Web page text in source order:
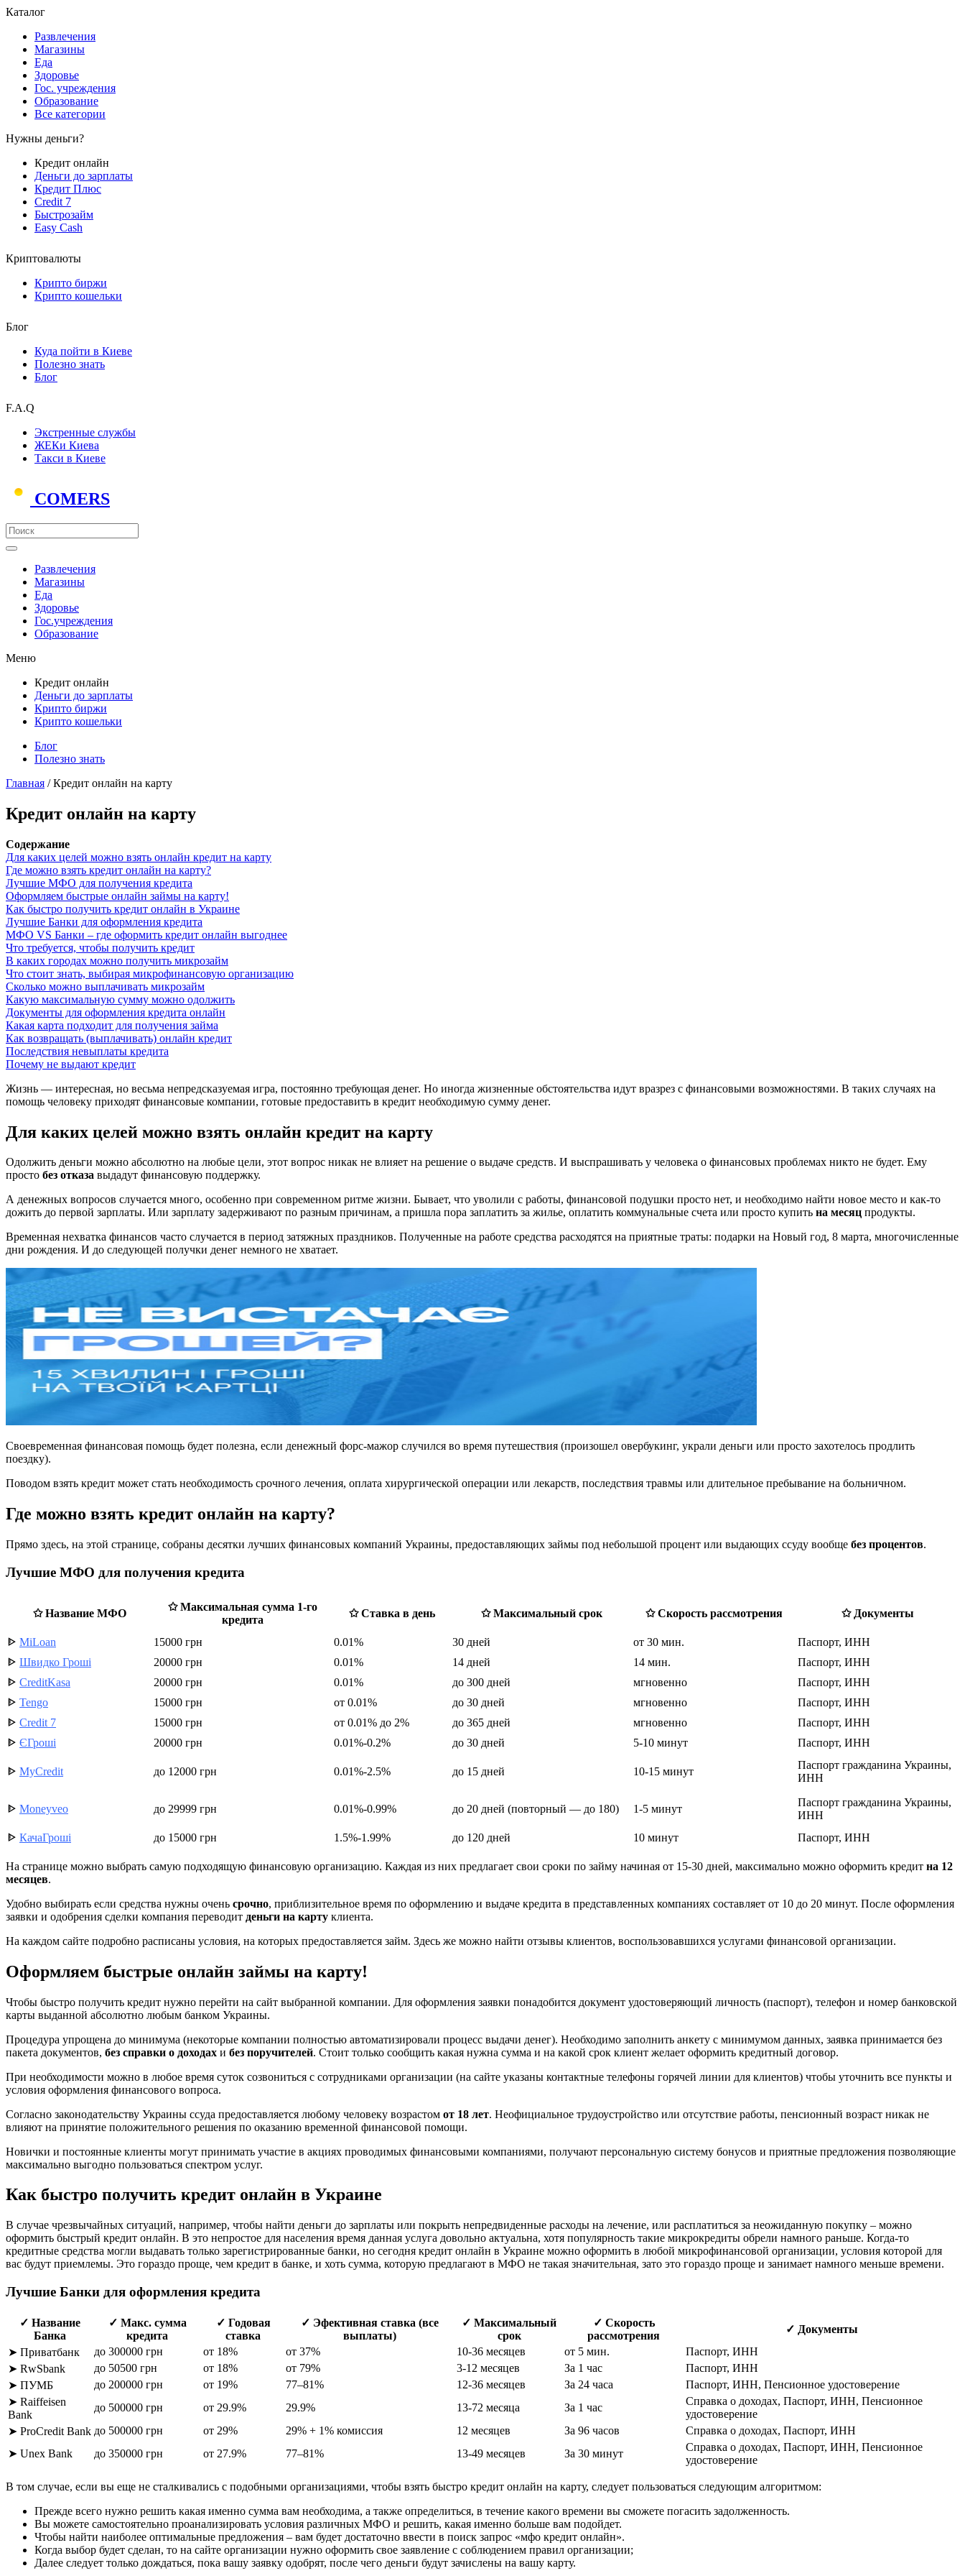
Каталог
Развлечения
Магазины
Еда
Здоровье
Гос. учреждения
Образование
Все категории
Нужны деньги?
Кредит онлайн
Деньги до зарплаты
Кредит Плюс
Credit 7
Быстрозайм
Easy Cash
Криптовалюты
Крипто биржи
Крипто кошельки
Блог
Куда пойти в Киеве
Полезно знать
Блог
F.A.Q
Экстренные службы
ЖЕКи Киева
Такси в Киеве
COMERS
Развлечения
Магазины
Еда
Здоровье
Гос.учреждения
Образование
Меню
Кредит онлайн
Деньги до зарплаты
Крипто биржи
Крипто кошельки
Блог
Полезно знать
Главная / Кредит онлайн на карту
Кредит онлайн на карту
Содержание
Для каких целей можно взять онлайн кредит на карту
Где можно взять кредит онлайн на карту?
Лучшие МФО для получения кредита
Оформляем быстрые онлайн займы на карту!
Как быстро получить кредит онлайн в Украине
Лучшие Банки для оформления кредита
МФО VS Банки – где оформить кредит онлайн выгоднее
Что требуется, чтобы получить кредит
В каких городах можно получить микрозайм
Что стоит знать, выбирая микрофинансовую организацию
Сколько можно выплачивать микрозайм
Какую максимальную сумму можно одолжить
Документы для оформления кредита онлайн
Какая карта подходит для получения займа
Как возвращать (выплачивать) онлайн кредит
Последствия невыплаты кредита
Почему не выдают кредит
Жизнь — интересная, но весьма непредсказуемая игра, постоянно требующая денег. Но иногда жизненные обстоятельства идут вразрез с финансовыми возможностями. В таких случаях на
помощь человеку приходят финансовые компании, готовые предоставить в кредит необходимую сумму денег.
Для каких целей можно взять онлайн кредит на карту
Одолжить деньги можно абсолютно на любые цели, этот вопрос никак не влияет на решение о выдаче средств. И выспрашивать у человека о финансовых проблемах никто не будет. Ему
просто без отказа выдадут финансовую поддержку.
А денежных вопросов случается много, особенно при современном ритме жизни. Бывает, что уволили с работы, финансовой подушки просто нет, и необходимо найти новое место и как-то
дожить до первой зарплаты. Или зарплату задерживают по разным причинам, а пришла пора заплатить за жилье, оплатить коммунальные счета или просто купить на месяц продукты.
Временная нехватка финансов часто случается в период затяжных праздников. Полученные на работе средства расходятся на приятные траты: подарки на Новый год, 8 марта, многочисленные
дни рождения. И до следующей получки денег немного не хватает.
Своевременная финансовая помощь будет полезна, если денежный форс-мажор случился во время путешествия (произошел овербукинг, украли деньги или просто захотелось продлить
поездку).
Поводом взять кредит может стать необходимость срочного лечения, оплата хирургической операции или лекарств, последствия травмы или длительное пребывание на больничном.
Где можно взять кредит онлайн на карту?
Прямо здесь, на этой странице, собраны десятки лучших финансовых компаний Украины, предоставляющих займы под небольшой процент или выдающих ссуду вообще без процентов.
Лучшие МФО для получения кредита
✩ Название МФО
✩ Максимальная сумма 1-го
кредита
✩ Ставка в день ✩ Максимальный срок ✩ Скорость рассмотрения ✩ Документы
ᐈ MiLoan 15000 грн 0.01% 30 дней от 30 мин.
Паспорт, ИНН
ᐈ Швидко Гроші 20000 грн 0.01% 14 дней 14 мин.
Паспорт, ИНН
ᐈ CreditKasa 20000 грн 0.01% до 300 дней мгновенно
Паспорт, ИНН
ᐈ Tengo 15000 грн от 0.01% до 30 дней мгновенно
Паспорт, ИНН
ᐈ Credit 7 15000 грн от 0.01% до 2% до 365 дней мгновенно
Паспорт, ИНН
ᐈ ЄГроші 20000 грн 0.01%-0.2% до 30 дней 5-10 минут Паспорт, ИНН
ᐈ MyCredit до 12000 грн 0.01%-2.5% до 15 дней 10-15 минут
Паспорт гражданина Украины,
ИНН
ᐈ Moneyveo до 29999 грн 0.01%-0.99% до 20 дней (повторный — до 180) 1-5 минут
Паспорт гражданина Украины,
ИНН
ᐈ КачаГроші до 15000 грн 1.5%-1.99% до 120 дней 10 минут Паспорт, ИНН
На странице можно выбрать самую подходящую финансовую организацию. Каждая из них предлагает свои сроки по займу начиная от 15-30 дней, максимально можно оформить кредит на 12
месяцев.
Удобно выбирать если средства нужны очень срочно, приблизительное время по оформлению и выдаче кредита в представленных компаниях составляет от 10 до 20 минут. После оформления
заявки и одобрения сделки компания переводит деньги на карту клиента.
На каждом сайте подробно расписаны условия, на которых предоставляется займ. Здесь же можно найти отзывы клиентов, воспользовавшихся услугами финансовой организации.
Оформляем быстрые онлайн займы на карту!
Чтобы быстро получить кредит нужно перейти на сайт выбранной компании. Для оформления заявки понадобится документ удостоверяющий личность (паспорт), телефон и номер банковской
карты выданной абсолютно любым банком Украины.
Процедура упрощена до минимума (некоторые компании полностью автоматизировали процесс выдачи денег). Необходимо заполнить анкету с минимумом данных, заявка принимается без
пакета документов, без справки о доходах и без поручителей. Стоит только сообщить какая нужна сумма и на какой срок клиент желает оформить кредитный договор.
При необходимости можно в любое время суток созвониться с сотрудниками организации (на сайте указаны контактные телефоны горячей линии для клиентов) чтобы уточнить все пункты и
условия оформления финансового вопроса.
Согласно законодательству Украины ссуда предоставляется любому человеку возрастом от 18 лет. Неофициальное трудоустройство или отсутствие работы, пенсионный возраст никак не
влияют на принятие положительного решения по оказанию временной финансовой помощи.
Новички и постоянные клиенты могут принимать участие в акциях проводимых финансовыми компаниями, получают персональную систему бонусов и приятные предложения позволяющие
максимально выгодно пользоваться спектром услуг.
Как быстро получить кредит онлайн в Украине
В случае чрезвычайных ситуаций, например, чтобы найти деньги до зарплаты или покрыть непредвиденные расходы на лечение, или расплатиться за неожиданную покупку – можно
оформить быстрый кредит онлайн. В это непростое для населения время данная услуга довольно актуальна, хотя популярность такие микрокредиты обрели намного раньше. Когда-то
кредитные средства могли выдавать только зарегистрированные банки, но сегодня кредит онлайн в Украине можно оформить в любой микрофинансовой организации, условия которой для
вас будут приемлемы. Это гораздо проще, чем кредит в банке, и хоть сумма, которую предлагают в МФО не такая значительная, зато это гораздо проще и занимает намного меньше времени.
Лучшие Банки для оформления кредита
✓ Название
Банка
✓ Макс. сумма
кредита
✓ Годовая
ставка
✓ Эфективная ставка (все
выплаты)
✓ Максимальный
срок
✓ Скорость
рассмотрения
✓ Документы
➤ Приватбанк
до 300000 грн от 18% от 37% 10-36 месяцев от 5 мин.
Паспорт, ИНН
➤ RwSbank
до 50500 грн от 18% от 79% 3-12 месяцев За 1 час
Паспорт, ИНН
➤ ПУМБ
до 200000 грн от 19% 77–81% 12-36 месяцев За 24 часа
Паспорт, ИНН, Пенсионное удостоверение
➤ Raiffeisen
Bank
до 500000 грн от 29.9% 29.9% 13-72 месяца За 1 час
Справка о доходах, Паспорт, ИНН, Пенсионное
удостоверение
➤ ProCredit Bank до 500000 грн от 29% 29% + 1% комиссия 12 месяцев За 96 часов
Справка о доходах, Паспорт, ИНН
➤ Unex Bank
до 350000 грн от 27.9% 77–81% 13-49 месяцев За 30 минут
Справка о доходах, Паспорт, ИНН, Пенсионное
удостоверение
В том случае, если вы еще не сталкивались с подобными организациями, чтобы взять быстро кредит онлайн на карту, следует пользоваться следующим алгоритмом:
Прежде всего нужно решить какая именно сумма вам необходима, а также определиться, в течение какого времени вы сможете погасить задолженность.
Вы можете самостоятельно проанализировать условия различных МФО и решить, какая именно больше вам подойдет.
Чтобы найти наиболее оптимальные предложения – вам будет достаточно ввести в поиск запрос «мфо кредит онлайн».
Когда выбор будет сделан, то на сайте организации нужно оформить свое заявление с соблюдением правил организации;
Далее следует только дождаться, пока вашу заявку одобрят, после чего деньги будут зачислены на вашу карту.